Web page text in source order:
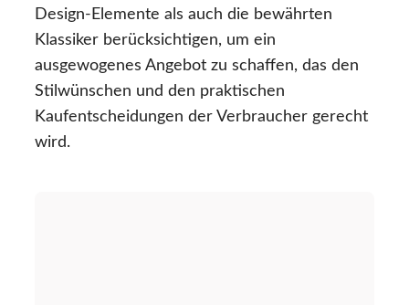
Design-Elemente als auch die bewährten
Klassiker berücksichtigen, um ein
ausgewogenes Angebot zu schaffen, das den
Stilwünschen und den praktischen
Kaufentscheidungen der Verbraucher gerecht
wird.